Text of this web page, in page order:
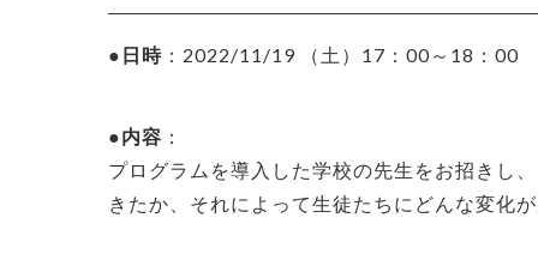
●日時 ：2022/11/19 （土）17：00～18：00
●内容 ：
プログラムを導入した学校の先生をお招きし
きたか、それによって生徒たちにどんな変化